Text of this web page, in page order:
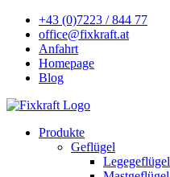
+43 (0)7223 / 844 77
office@fixkraft.at
Anfahrt
Homepage
Blog
Produkte
Geflügel
Legegeflügel